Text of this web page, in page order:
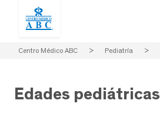
Centro Médico ABC > Pediatría >
Edades pediátricas